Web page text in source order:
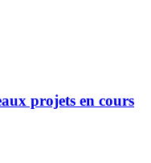
projets en cours